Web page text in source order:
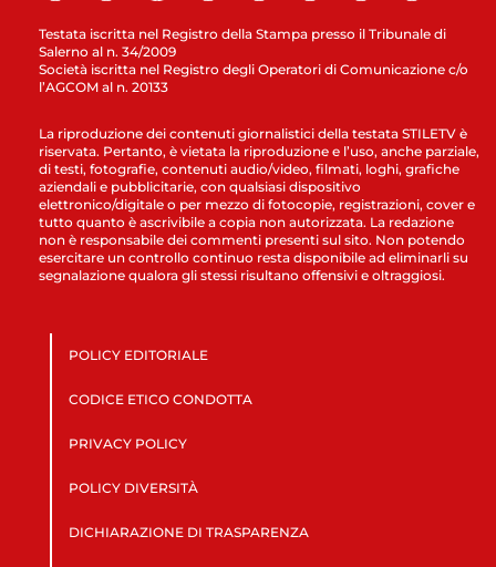
Testata iscritta nel Registro della Stampa presso il Tribunale di
Salerno al n. 34/2009
Società iscritta nel Registro degli Operatori di Comunicazione c/o
l’AGCOM al n. 20133
La riproduzione dei contenuti giornalistici della testata STILETV è
riservata. Pertanto, è vietata la riproduzione e l’uso, anche parziale,
di testi, fotografie, contenuti audio/video, filmati, loghi, grafiche
aziendali e pubblicitarie, con qualsiasi dispositivo
elettronico/digitale o per mezzo di fotocopie, registrazioni, cover e
tutto quanto è ascrivibile a copia non autorizzata. La redazione
non è responsabile dei commenti presenti sul sito. Non potendo
esercitare un controllo continuo resta disponibile ad eliminarli su
segnalazione qualora gli stessi risultano offensivi e oltraggiosi.
POLICY EDITORIALE
CODICE ETICO CONDOTTA
PRIVACY POLICY
POLICY DIVERSITÀ
DICHIARAZIONE DI TRASPARENZA